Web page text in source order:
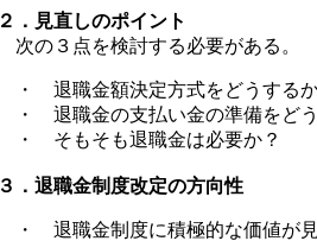
２．見直しのポイント
次の３点を検討する必要がある。
・ 退職金額決定方式をどうする
・ 退職金の支払い金の準備をど
・ そもそも退職金は必要か？
３．退職金制度改定の方向性
・ 退職金制度に積極的な価値